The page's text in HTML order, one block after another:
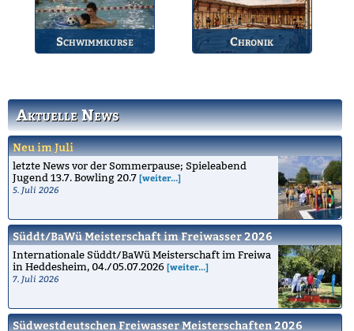
Aktuelle News
Neu im Juli
letzte News vor der Sommerpause; Spieleabend
Jugend 13.7. Bowling 20.7 [weiter...]
5. Juli 2026
Süddt/BaWü Meisterschaft im Freiwasser 2026
Internationale Süddt/BaWü Meisterschaft im Freiwa
in Heddesheim, 04./05.07.2026 [weiter...]
7. Juli 2026
Südwestdeutschen Freiwasser Meisterschaften 2026
Schwimmkurse Chronik